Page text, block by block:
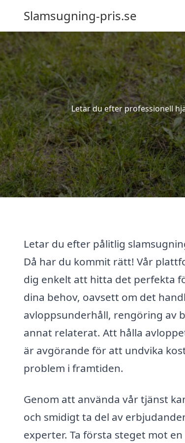
Slamsugning-pris.se
Letar du efter professionell
Letar du efter pålitlig
Då har du kommit rätt! Vår
dig enkelt att hitta det perfekta
dina behov, oavsett om det
avloppsunderhåll, rengöring av
annat relaterat. Att hålla
är avgörande för att undvika
problem i framtiden.
Genom att använda vår tjänst
och smidigt ta del av
experter. Ta första steget mot